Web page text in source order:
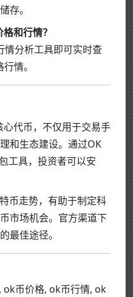
存。
和行情？
情分析工具即可实时查
情。
代币，不仅用于交易手
和生态建设。通过OK
工具，投资者可以安
币走势，有助于制定科
市场机会。官方渠道下
最佳途径。
, ok币价格, ok币行情, ok